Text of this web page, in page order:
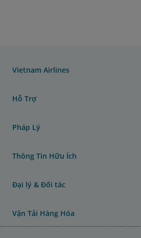
Vietnam Airlines
Hỗ Trợ
Pháp Lý
Thông Tin Hữu Ích
Đại lý & Đối tác
Vận Tải Hàng Hóa